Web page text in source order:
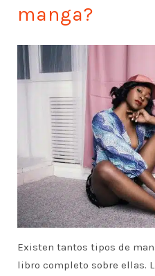
manga?
Existen tantos tipos de
libro completo sobre ellas.